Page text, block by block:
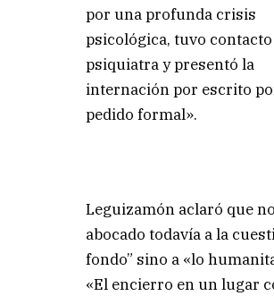
por una profunda crisis
psicológica, tuvo
psiquiatra y presentó la
internación por escrito
pedido formal».
Leguizamón aclaró que
abocado todavía a la
fondo” sino a «lo
«El encierro en un lugar